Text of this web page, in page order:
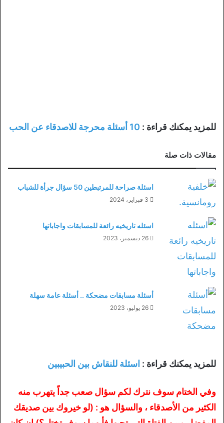
للمزيد يمكنك قراءة : 10 أسئلة محرجة للاصدقاء عن الحب
مقالات ذات صلة
اسئلة صراحة للمرتبطين 50 سؤال جرأة للشباب
3 فبراير، 2024
اسئله تاريخيه رائعة للمسابقات واجاباتها
26 ديسمبر، 2023
أسئلة مسابقات مضحكة .. أسئلة عامة سهلة
26 يوليو، 2023
للمزيد يمكنك قراءة : اسئلة للنقاش بين الحبيبين
وفي الختام سوف نترك لكم سؤال صعب جداً يتهرب منه
الكثير من الأصدقاء ، والسؤال هو : (لو خيروك بين صديقك